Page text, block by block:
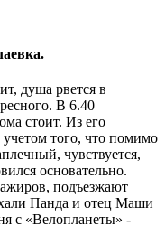
душа рвется в
В 6.40
стоит. Из его
того, что помимо
чувствуется,
основательно.
подъезжают
Панда и отец Маши
с «Велопланеты» -